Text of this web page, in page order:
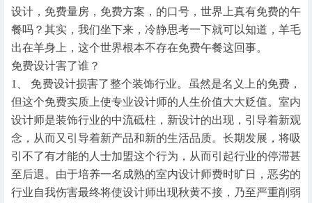
设计，免费量房，免费方案，的口号，世界上真有免费的午
餐吗？其实，我们坐下来，冷静思考一下就可以知道，羊毛
出在羊身上，这个世界根本不存在免费午餐这回事。
免费设计害了谁？
1、 免费设计损害了整个装饰行业。虽然是名义上的免费，
但这个免费实质上使专业设计师的人生价值大大贬值。室内
设计师是装饰行业的中流砥柱，新设计的出现，引导着新观
念，从而又引导着新产品和新的生活品质。长期发展，将吸
引不了有才能的人士加盟这个行为，从而引起行业的停滞甚
至后退。由于培养一名成熟的室内设计师费时旷日，恶劣的
行业自我伤害最终将使设计师出现秋黄不接，乃至严重削弱